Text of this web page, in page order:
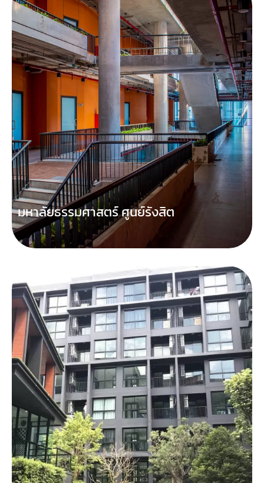
มหาลัยธรรมศาสตร์ ศูนย์รังสิต